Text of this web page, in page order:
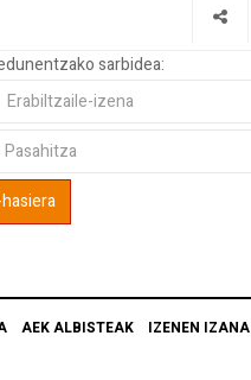
sarbidea:
AEK ALBISTEAK IZENEN IZANA